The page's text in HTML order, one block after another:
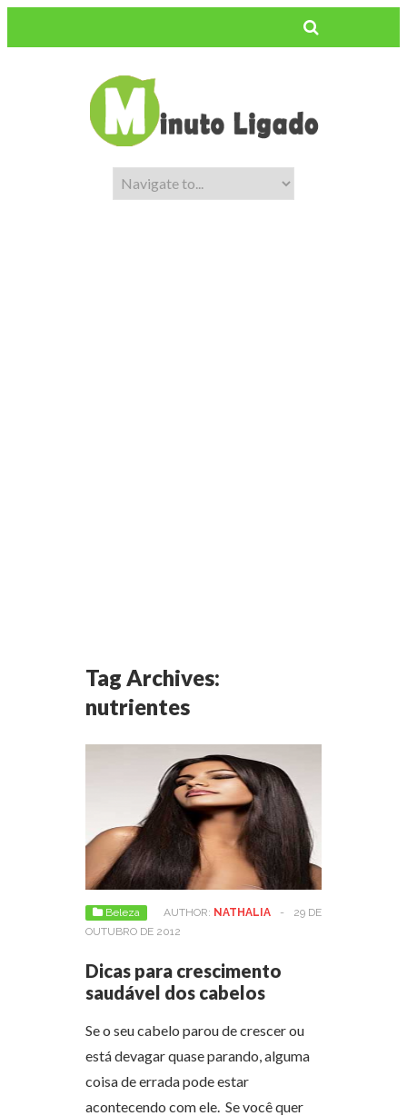
Tag Archives:
nutrientes
Beleza AUTHOR: NATHALIA -
29 DE
OUTUBRO DE 2012
Dicas para crescimento
saudável dos cabelos
Se o seu cabelo parou de crescer ou
está devagar quase parando, alguma
coisa de errada pode estar
acontecendo com ele. Se você quer